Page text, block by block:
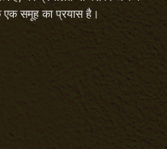
एक समूह का प्रयास है।